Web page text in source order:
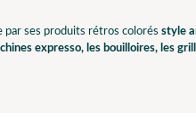
par ses produits rétros colorés style
expresso, les bouilloires, les